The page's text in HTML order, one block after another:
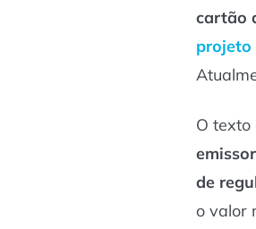
cartão
O texto
de
o valor